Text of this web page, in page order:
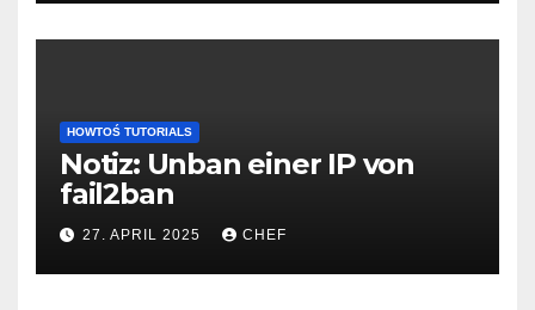
HOWTOŚ TUTORIALS
Notiz: Unban einer IP von
fail2ban
27. APRIL 2025 CHEF